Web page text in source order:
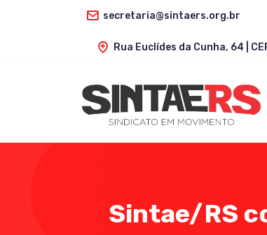
secretaria@sintaers.org.br
Rua Euclídes da Cunha, 64 |
Sintae/RS